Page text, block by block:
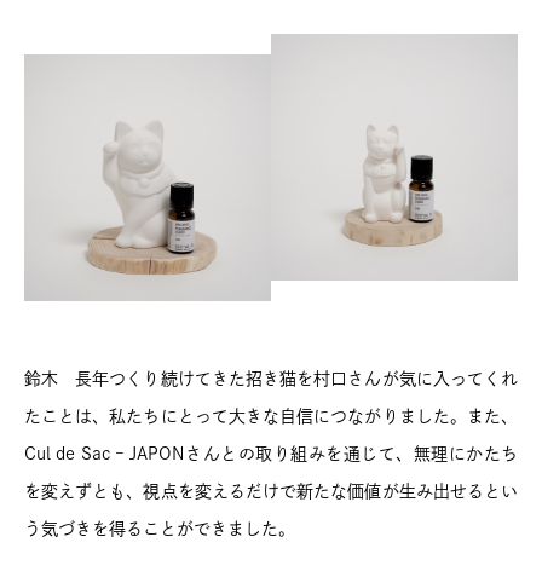
鈴木 長年つくり続けてきた招き猫を村口さんが気に入ってくれ
たことは、私たちにとって大きな自信につながりました。また、
Cul de Sac – JAPONさんとの取り組みを通じて、無理にかたち
を変えずとも、視点を変えるだけで新たな価値が生み出せるとい
う気づきを得ることができました。